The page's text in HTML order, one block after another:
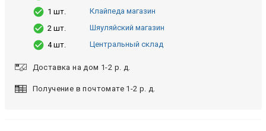
1 шт.
Клайпеда магазин
2 шт.
Шяуляйский магазин
4 шт.
Центральный склад
Доставка на дом 1-2 р. д.
Получение в почтомате 1-2 р. д.